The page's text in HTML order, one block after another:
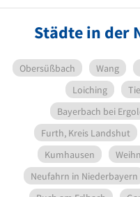
Städte in der
Obersüßbach Wang
Loiching
Bayerbach bei
Furth, Kreis Landshut
Kumhausen
Neufahrn in Niederbayern